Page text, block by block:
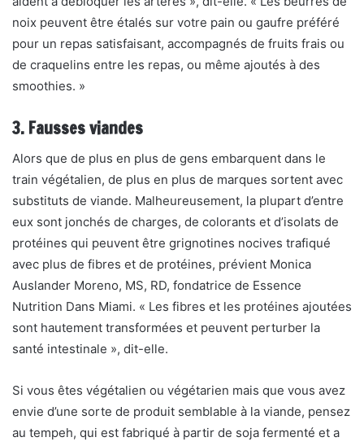
noix peuvent être étalés sur votre pain ou gaufre préféré
pour un repas satisfaisant, accompagnés de fruits frais ou
de craquelins entre les repas, ou même ajoutés à des
smoothies. »
3. Fausses viandes
Alors que de plus en plus de gens embarquent dans le
train végétalien, de plus en plus de marques sortent avec
substituts de viande. Malheureusement, la plupart d’entre
eux sont jonchés de charges, de colorants et d’isolats de
protéines qui peuvent être grignotines nocives trafiqué
avec plus de fibres et de protéines, prévient Monica
Auslander Moreno, MS, RD, fondatrice de Essence
Nutrition Dans Miami. « Les fibres et les protéines ajoutées
sont hautement transformées et peuvent perturber la
santé intestinale », dit-elle.
Si vous êtes végétalien ou végétarien mais que vous avez
envie d’une sorte de produit semblable à la viande, pensez
au tempeh, qui est fabriqué à partir de soja fermenté et a